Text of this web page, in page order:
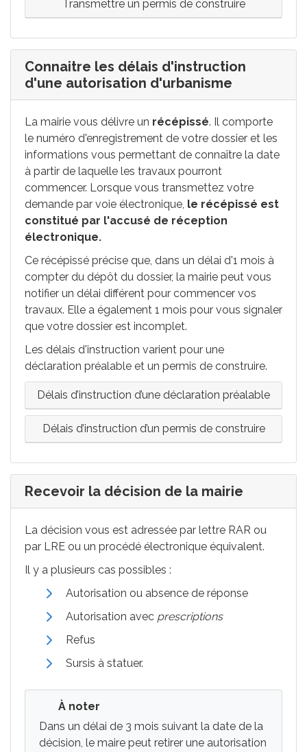
Transmettre un permis de construire
Connaitre les délais d'instruction
d'une autorisation d'urbanisme
La mairie vous délivre un récépissé. Il comporte
le numéro d'enregistrement de votre dossier et les
informations vous permettant de connaître la date
à partir de laquelle les travaux pourront
commencer. Lorsque vous transmettez votre
demande par voie électronique, le récépissé est
constitué par l'accusé de réception
électronique.
Ce récépissé précise que, dans un délai d'1 mois à
compter du dépôt du dossier, la mairie peut vous
notifier un délai différent pour commencer vos
travaux. Elle a également 1 mois pour vous signaler
que votre dossier est incomplet.
Les délais d'instruction varient pour une
déclaration préalable et un permis de construire.
Délais d’instruction d’une déclaration préalable
Délais d’instruction d’un permis de construire
Recevoir la décision de la mairie
La décision vous est adressée par lettre RAR ou
par LRE ou un procédé électronique équivalent.
Il y a plusieurs cas possibles :
Autorisation ou absence de réponse
Autorisation avec prescriptions
Refus
Sursis à statuer.
À noter
Dans un délai de 3 mois suivant la date de la
décision, le maire peut retirer une autorisation